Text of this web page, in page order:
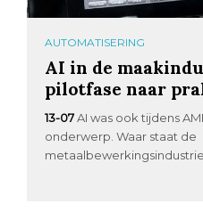
AUTOMATISERING
AI in de
pilotfase naar
13-07 AI was ook tijdens
onderwerp. Waar staat de